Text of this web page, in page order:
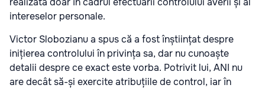
intereselor personale.
Victor Slobozianu a spus că a fost înștiințat despre
inițierea controlului în privința sa, dar nu cunoaște
detalii despre ce exact este vorba. Potrivit lui, ANI nu
are decât să-și exercite atribuțiile de control, iar în